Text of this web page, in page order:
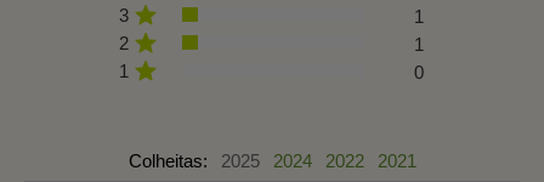
3
1
2
1
1
0
Colheitas: 2025 2024 2022 2021